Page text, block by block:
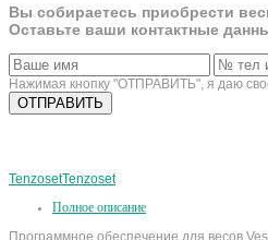
Вы собираетесь приобрести
Оставьте ваши контактные
Нажимая кнопку "ОТПРАВИТЬ", я даю
TenzosetTenzoset
Полное описание
Программное обеспечение для весов